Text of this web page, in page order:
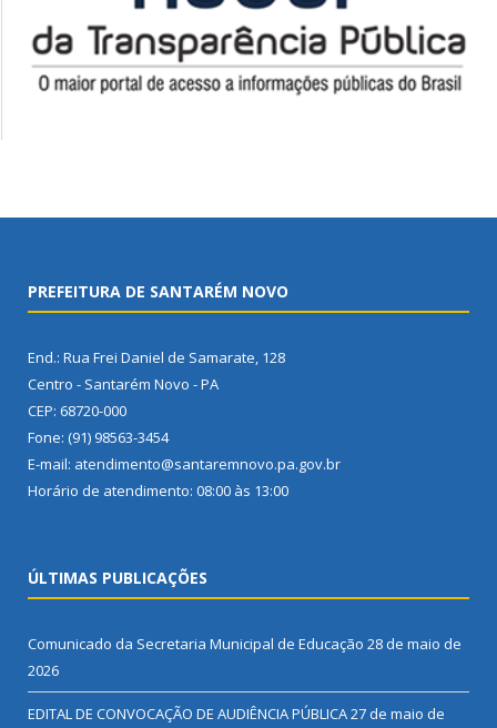
PREFEITURA DE SANTARÉM NOVO
End.: Rua Frei Daniel de Samarate, 128
Centro - Santarém Novo - PA
CEP: 68720-000
Fone: (91) 98563-3454
E-mail: atendimento@santaremnovo.pa.gov.br
Horário de atendimento: 08:00 às 13:00
ÚLTIMAS PUBLICAÇÕES
Comunicado da Secretaria Municipal de Educação 28 de maio de
2026
EDITAL DE CONVOCAÇÃO DE AUDIÊNCIA PÚBLICA27 de maio de